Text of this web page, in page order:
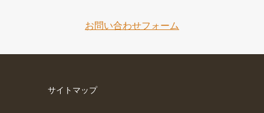
お問い合わせフォーム
サイトマップ